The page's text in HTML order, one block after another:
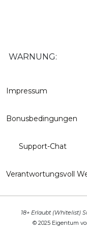
WARNUNG:
Impressum
Bonusbedingungen
Support-Chat
Verantwortungsvoll
© 2025 Eigentum
18+ Erlaubt (Whitelist)